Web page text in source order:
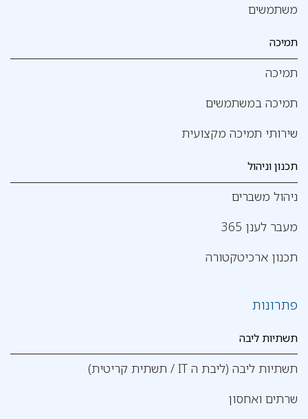
משתמשים
תמיכה
תמיכה
תמיכה במשתמשים
שירותי תמיכה מקצועית
תכנון וניהול
ניהול משברים
מעבר לענן 365
תכנון ארכיטקטורה
פתרונות
תשתיות ליבה
תשתיות ליבה (ליבת ה IT / תשתית קריטית)
שרתים ואחסון